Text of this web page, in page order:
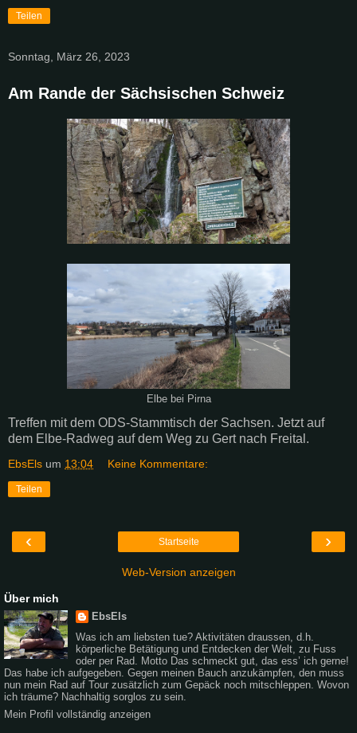
Teilen
Sonntag, März 26, 2023
Am Rande der Sächsischen Schweiz
Elbe bei Pirna
Treffen mit dem ODS-Stammtisch der Sachsen. Jetzt auf
dem Elbe-Radweg auf dem Weg zu Gert nach Freital.
EbsEls um 13:04 Keine Kommentare:
Teilen
‹ ›
Startseite
Web-Version anzeigen
Über mich
EbsEls
Was ich am liebsten tue? Aktivitäten draussen, d.h.
körperliche Betätigung und Entdecken der Welt, zu Fuss
oder per Rad. Motto Das schmeckt gut, das ess’ ich gerne!
Das habe ich aufgegeben. Gegen meinen Bauch anzukämpfen, den muss
nun mein Rad auf Tour zusätzlich zum Gepäck noch mitschleppen. Wovon
ich träume? Nachhaltig sorglos zu sein.
Mein Profil vollständig anzeigen